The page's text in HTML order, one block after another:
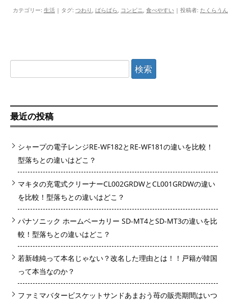
カテゴリー: 生活 | タグ: つわり, ばらばら, コンビニ, 食べやすい | 投稿者: たくらうん
索:
最近の投稿
シャープの電子レンジRE-WF182とRE-WF181の違いを比較！
型落ちとの違いはどこ？
マキタの充電式クリーナーCL002GRDWとCL001GRDWの違い
を比較！型落ちとの違いはどこ？
パナソニック ホームベーカリー SD-MT4とSD-MT3の違いを比
較！型落ちとの違いはどこ？
若新雄純って本名じゃない？改名した理由とは！！戸籍が韓国
って本当なのか？
ファミマバタービスケットサンドあまおう苺の販売期間はいつ